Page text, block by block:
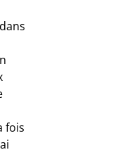
fois